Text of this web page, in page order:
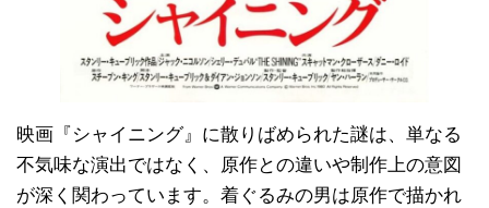
映画『シャイニング』に散りばめられた謎は、単なる
不気味な演出ではなく、原作との違いや制作上の意図
が深く関わっています。着ぐるみの男は原作で描かれ